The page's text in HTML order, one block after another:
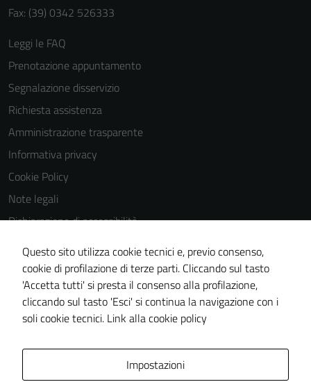
Fax: (39) 0342 526333
Leggi le FAQ
Prenotazione appuntamento
Segnalazione disservizio
Richiesta assistenza
Amministrazione trasparente
Informativa privacy
Cookie Policy
Note legali
Dichiarazione di accessibilità
Dichiarazione di accessibilità Servizi
Whistleblowing
Piano di miglioramento del sito
Area riservata
Questo sito utilizza cookie tecnici e, previo consenso,
cookie di profilazione di terze parti. Cliccando sul tasto
'Accetta tutti' si presta il consenso alla profilazione,
cliccando sul tasto 'Esci' si continua la navigazione con i
soli cookie tecnici. Link alla cookie policy
Impostazioni